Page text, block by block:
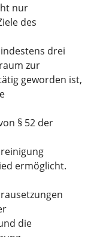
nur
des
drei
zur
geworden ist,
§ 52 der
ermöglicht.
die